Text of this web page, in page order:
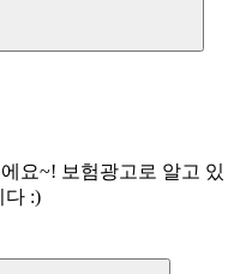
요~! 보험광고로 알고 있
다 :)